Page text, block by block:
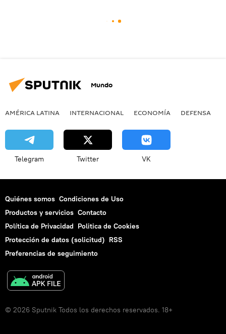
Mundo
AMÉRICA LATINA INTERNACIONAL ECONOMÍA DEFENSA
Telegram Twitter VK
Quiénes somos Condiciones de Uso
Productos y servicios Contacto
Política de Privacidad Politica de Cookies
Protección de datos (solicitud) RSS
Preferencias de seguimiento
© 2026 Sputnik Todos los derechos reservados. 18+